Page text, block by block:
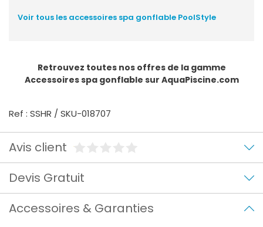
Voir tous les accessoires spa gonflable PoolStyle
Retrouvez toutes nos offres de la gamme
Accessoires spa gonflable sur AquaPiscine.com
Ref : SSHR / SKU-018707
Avis client
Devis Gratuit
Accessoires & Garanties